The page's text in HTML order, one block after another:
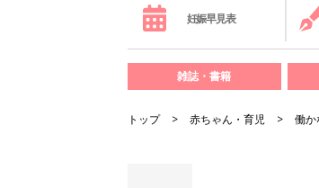
妊娠早見表
雑誌・書籍
トップ 赤ちゃん・育児 働